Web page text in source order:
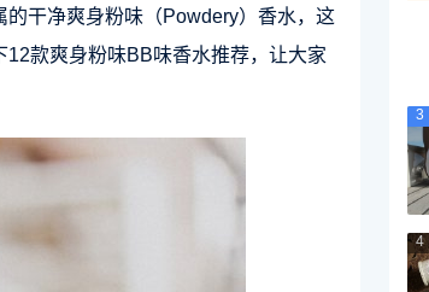
干净爽身粉味（Powdery）香水，这
款爽身粉味BB味香水推荐，让大家
3
4